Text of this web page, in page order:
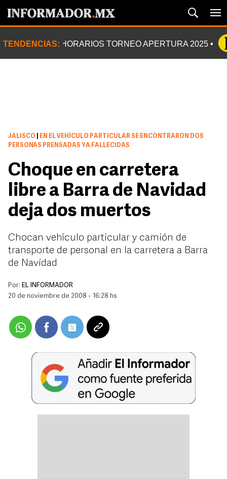
TENDENCIAS: HORARIOS TORNEO APERTURA 2025
JALISCO
EN EL VEHÍCULO PARTICULAR SE ENCONTRARON DOS
PERSONAS PRENSADAS YA FALLECIDAS
Choque en carretera
libre a Barra de Navidad
deja dos muertos
Chocan vehículo particular y camión de
transporte de personal en la carretera a Barra
de Navidad
Por: EL INFORMADOR
20 de noviembre de 2008 - 16:28 hs